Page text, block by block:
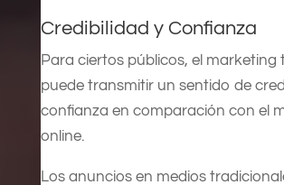
Credibilidad y Confianza
Para ciertos públicos, el marketing
puede transmitir un sentido de
confianza en comparación con el
online.
Los anuncios en medios